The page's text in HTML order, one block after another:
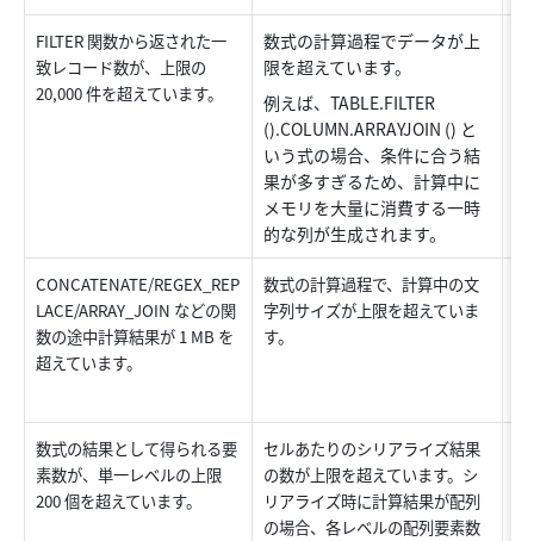
FILTER 関数から返された一
致レコード数が、上限の
20,000 件を超えています。
数式の計算過程でデータが上
限を超えています。
例えば、TABLE.FILTER
().COLUMN.ARRAYJOIN () と
いう式の場合、条件に合う結
果が多すぎるため、計算中に
メモリを大量に消費する一時
的な列が生成されます。
CONCATENATE/REGEX_REP
LACE/ARRAY_JOIN などの関
数の途中計算結果が 1 MB を
超えています。
数式の計算過程で、計算中の文
字列サイズが上限を超えていま
す。
数式の結果として得られる要
素数が、単一レベルの上限
200 個を超えています。
セルあたりのシリアライズ結果
の数が上限を超えています。シ
リアライズ時に計算結果が配列
の場合、各レベルの配列要素数